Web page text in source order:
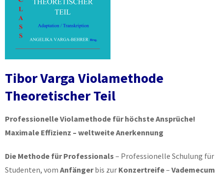
Tibor Varga Violamethode
Theoretischer Teil
Professionelle Violamethode für höchste Ansprüche!
Maximale Effizienz – weltweite Anerkennung
Die Methode für Professionals – Professionelle Schulung für
Studenten, vom Anfängerbis zur Konzertreife– Vademecum